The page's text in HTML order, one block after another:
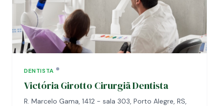
DENTISTA
Victória Girotto Cirurgiã Dentista
R. Marcelo Gama, 1412 - sala 303, Porto Alegre, RS,